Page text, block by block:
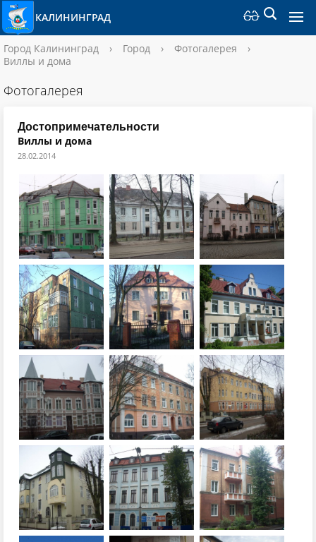
КАЛИНИНГРАД
Город Калининград › Город › Фотогалерея
›
Виллы и дома
Фотогалерея
Достопримечательности
Виллы и дома
28.02.2014